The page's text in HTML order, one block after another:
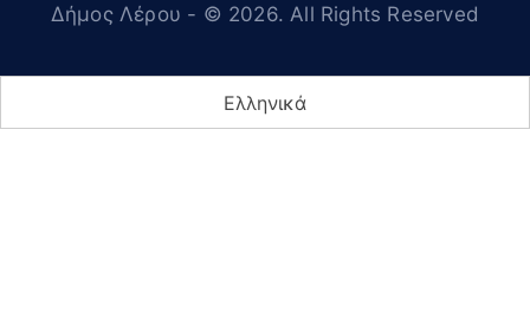
Δήμος Λέρου - © 2026. All Rights Reserved
Ελληνικά